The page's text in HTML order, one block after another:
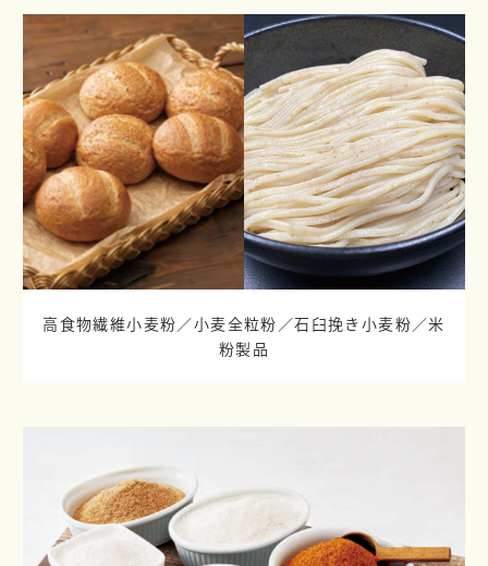
高食物繊維小麦粉／小麦全粒粉／石臼挽き小麦粉／米
粉製品